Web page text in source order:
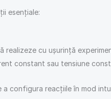
esențiale:
realizeze cu ușurință
constant sau tensiune
configura reacțiile în mod